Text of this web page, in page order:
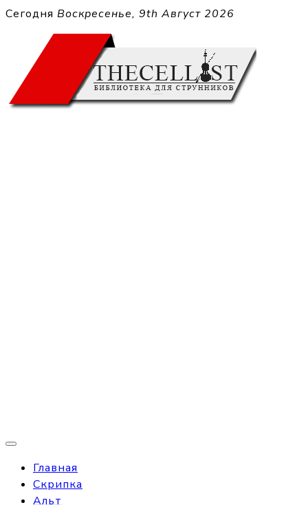
Перейти
содержимому
Сегодня Воскресенье, 9th Август 2026
Главная
Скрипка
Альт